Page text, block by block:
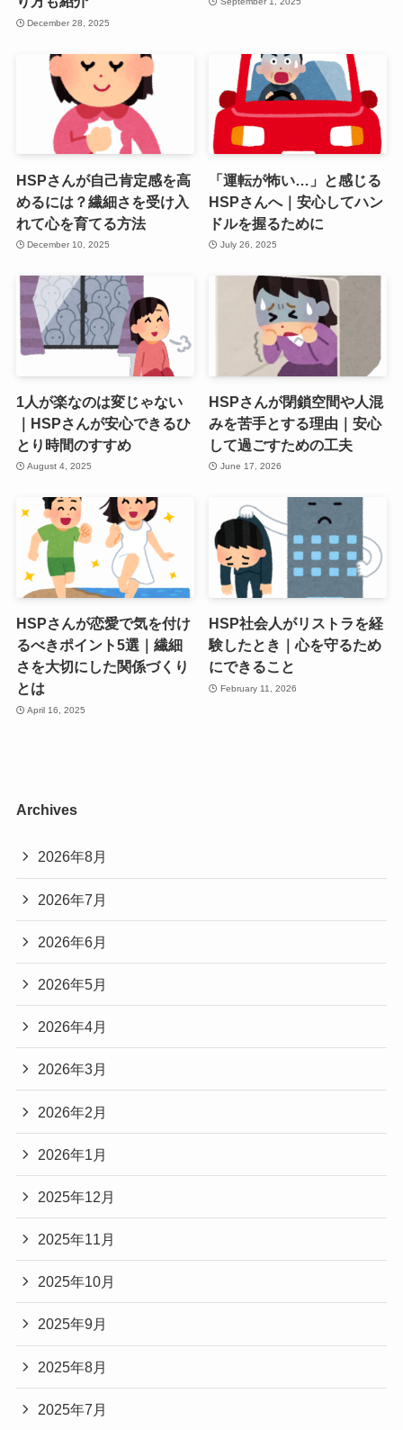
December 28, 2025
HSPさんが自己肯定感を高
めるには？繊細さを受け入
れて心を育てる方法
December 10, 2025
「運転が怖い…」と感じる
HSPさんへ｜安心してハン
ドルを握るために
July 26, 2025
1人が楽なのは変じゃない
｜HSPさんが安心できるひ
とり時間のすすめ
August 4, 2025
HSPさんが閉鎖空間や人混
みを苦手とする理由｜安心
して過ごすための工夫
June 17, 2026
HSPさんが恋愛で気を付け
るべきポイント5選｜繊細
さを大切にした関係づくり
とは
April 16, 2025
HSP社会人がリストラを経
験したとき｜心を守るため
にできること
February 11, 2026
Archives
2026年8月
2026年7月
2026年6月
2026年5月
2026年4月
2026年3月
2026年2月
2026年1月
2025年12月
2025年11月
2025年10月
2025年9月
2025年8月
2025年7月